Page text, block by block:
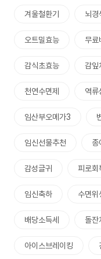
겨울철환기 뇌경
오트밀효능 무료
감식초효능 감잎
천연수면제 역류
임산부오메가3
임신선물추천 종
감성글귀 피로회
임신축하 수면위
배당소득세 돌잔
아이스브레이킹